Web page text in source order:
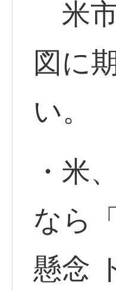
米市
図に
い。
・米
なら
懸念